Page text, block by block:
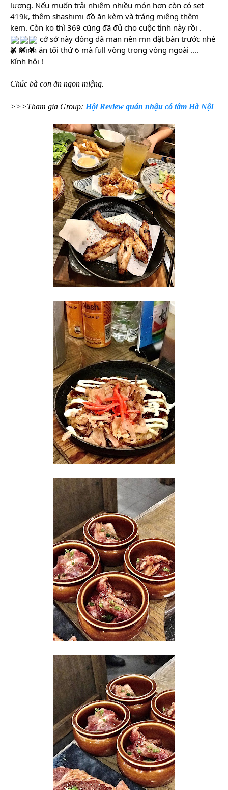
lượng. Nếu muốn trải nhiệm nhiều món hơn còn có set
419k, thêm shashimi đồ ăn kèm và tráng miệng thêm
kem. Còn ko thì 369 cũng đã đủ cho cuộc tình này rồi .
cở sở này đông dã man nên mn đặt bàn trước nhé
ạ. Mình ăn tối thứ 6 mà full vòng trong vòng ngoài ....
Kính hội !
Chúc bà con ăn ngon miệng.
>>>Tham gia Group: Hội Review quán nhậu có tâm Hà Nội